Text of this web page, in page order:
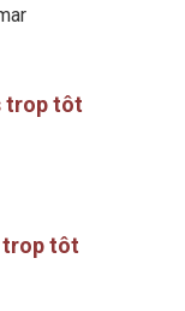
trop tôt
trop tôt